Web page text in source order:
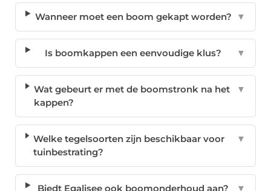
Wanneer moet een boom gekapt worden? ▼
Is boomkappen een eenvoudige klus? ▼
Wat gebeurt er met de boomstronk na het
kappen?
▼
Welke tegelsoorten zijn beschikbaar voor
tuinbestrating?
▼
Biedt Egalisee ook boomonderhoud aan? ▼